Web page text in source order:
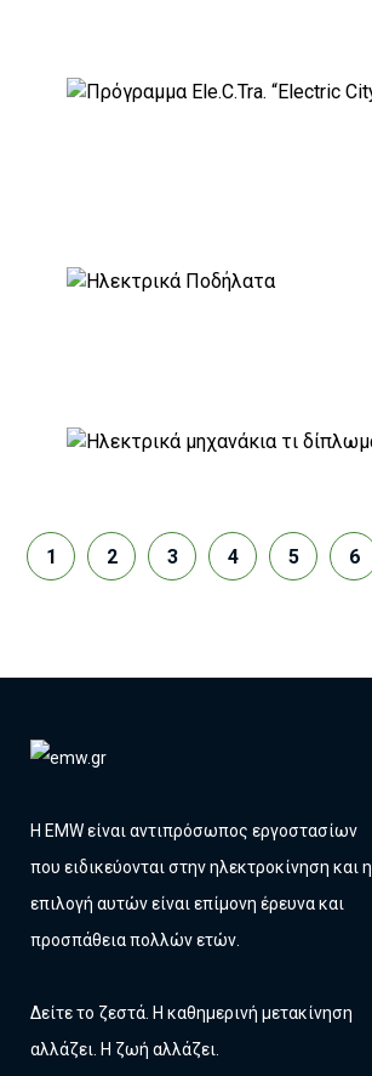
1 2 3 4 5 6
Η EMW είναι αντιπρόσωπος εργοστασίων
που ειδικεύονται στην ηλεκτροκίνηση και η
επιλογή αυτών είναι επίμονη έρευνα και
προσπάθεια πολλών ετών.
Δείτε το ζεστά. Η καθημερινή μετακίνηση
αλλάζει. Η ζωή αλλάζει.